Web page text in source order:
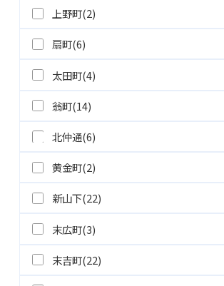
上野町(2)
扇町(6)
太田町(4)
翁町(14)
北仲通(6)
黄金町(2)
新山下(22)
末広町(3)
末吉町(22)